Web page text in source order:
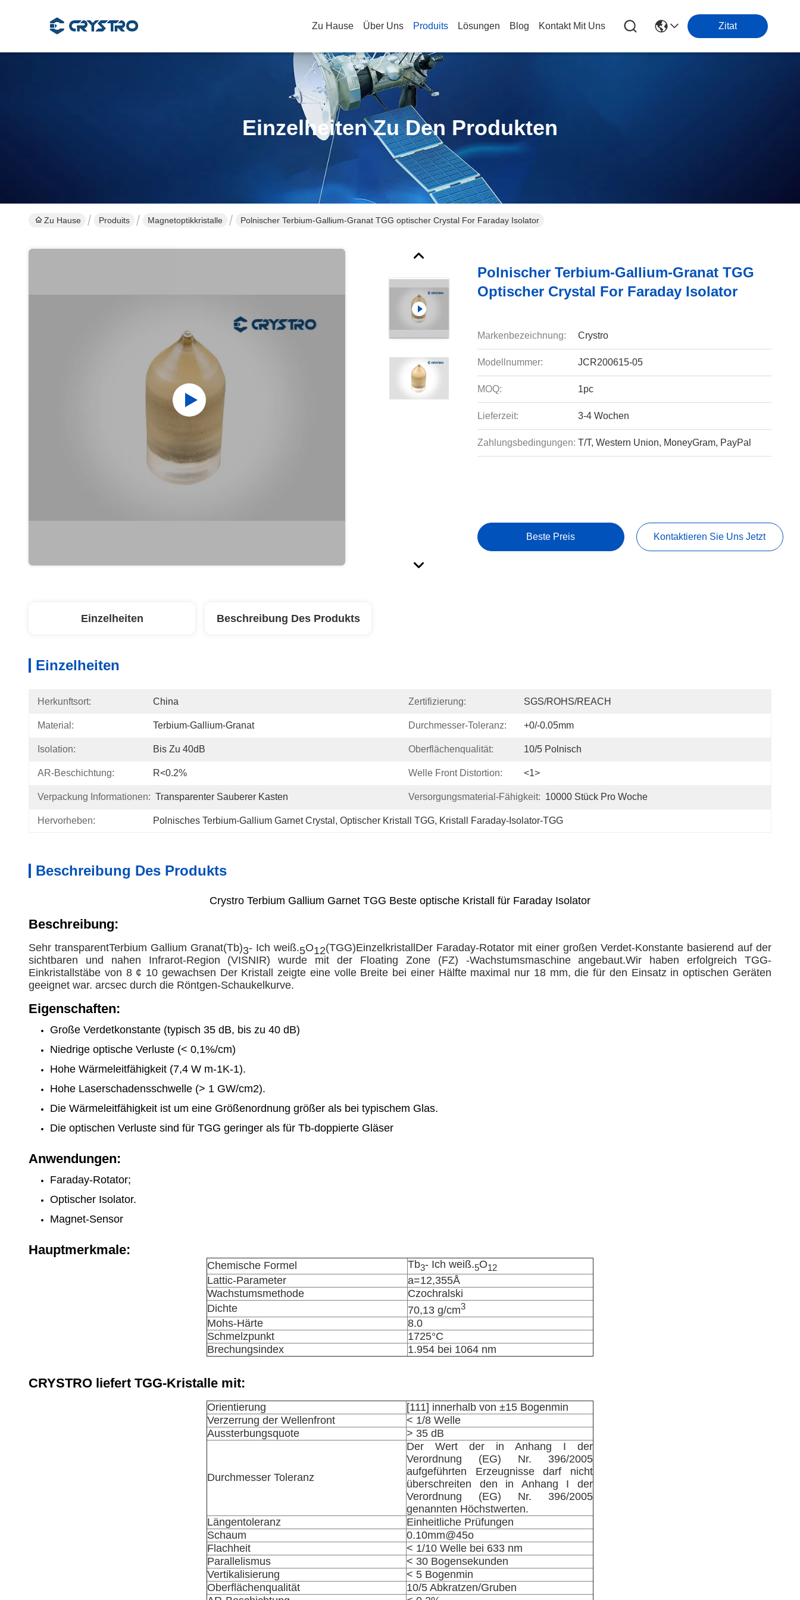
Zu Hause Über Uns Produits Lösungen Blog Kontakt Mit Uns Zitat
Einzelheiten Zu Den Produkten
Zu Hause Produits Magnetoptikkristalle Polnischer Terbium-Gallium-Granat TGG optischer Crystal For Faraday Isolator
Polnischer Terbium-Gallium-Granat TGG
Optischer Crystal For Faraday Isolator
Markenbezeichnung: Crystro
Modellnummer: JCR200615-05
MOQ: 1pc
Lieferzeit: 3-4 Wochen
Zahlungsbedingungen: T/T, Western Union, MoneyGram, PayPal
Beste Preis Kontaktieren Sie Uns Jetzt
Einzelheiten Beschreibung Des Produkts
Einzelheiten
Herkunftsort: China Zertifizierung: SGS/ROHS/REACH
Material: Terbium-Gallium-Granat Durchmesser-Toleranz: +0/-0.05mm
Isolation: Bis Zu 40dB Oberflächenqualität: 10/5 Polnisch
AR-Beschichtung: R<0.2% Welle Front Distortion: <1>
Verpackung Informationen: Transparenter Sauberer Kasten Versorgungsmaterial-Fähigkeit: 10000 Stück Pro Woche
Hervorheben: Polnisches Terbium-Gallium Garnet Crystal , Optischer Kristall TGG, Kristall Faraday-Isolator-TGG
Beschreibung Des Produkts
Crystro Terbium Gallium Garnet TGG Beste optische Kristall für Faraday Isolator
Beschreibung:
Sehr transparentTerbium Gallium Granat(Tb)3- Ich weiß.5O12(TGG)Einzelkristall Der Faraday-Rotator mit einer großen Verdet-Konstante basierend auf der
sichtbaren und nahen Infrarot-Region (VISNIR) wurde mit der Floating Zone (FZ) -Wachstumsmaschine angebaut.Wir haben erfolgreich TGG-
Einkristallstäbe von 8 ¢ 10 gewachsen Der Kristall zeigte eine volle Breite bei einer Hälfte maximal nur 18 mm, die für den Einsatz in optischen Geräten
geeignet war. arcsec durch die Röntgen-Schaukelkurve.
Eigenschaften:
Große Verdetkonstante (typisch 35 dB, bis zu 40 dB)
Niedrige optische Verluste (< 0,1%/cm)
Hohe Wärmeleitfähigkeit (7,4 W m-1K-1).
Hohe Laserschadensschwelle (> 1 GW/cm2).
Die Wärmeleitfähigkeit ist um eine Größenordnung größer als bei typischem Glas.
Die optischen Verluste sind für TGG geringer als für Tb-doppierte Gläser
Anwendungen:
Faraday-Rotator;
Optischer Isolator.
Magnet-Sensor
Hauptmerkmale:
Chemische Formel Tb3- Ich weiß.5O12
Lattic-Parameter
a=12,355Å
Wachstumsmethode
Czochralski
Dichte
70,13 g/cm3
Mohs-Härte
8.0
Schmelzpunkt
1725°C
Brechungsindex
1.954 bei 1064 nm
CRYSTRO liefert TGG-Kristalle mit:
Orientierung
[111] innerhalb von ±15 Bogenmin
Verzerrung der Wellenfront
< 1/8 Welle
Aussterbungsquote
> 35 dB
Durchmesser Toleranz
Der Wert der in Anhang I der
Verordnung (EG) Nr. 396/2005
aufgeführten Erzeugnisse darf nicht
überschreiten den in Anhang I der
Verordnung (EG) Nr. 396/2005
genannten Höchstwerten.
Längentoleranz
Einheitliche Prüfungen
Schaum
0.10mm@45o
Flachheit
< 1/10 Welle bei 633 nm
Parallelismus
< 30 Bogensekunden
Vertikalisierung
< 5 Bogenmin
Oberflächenqualität
10/5 Abkratzen/Gruben